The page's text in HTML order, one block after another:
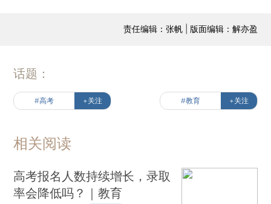
责任编辑：张帆 | 版面编辑：解亦盈
话题：
#高考 +关注 #教育 +关注
相关阅读
高考报名人数持续增长，录取
率会降低吗？｜教育